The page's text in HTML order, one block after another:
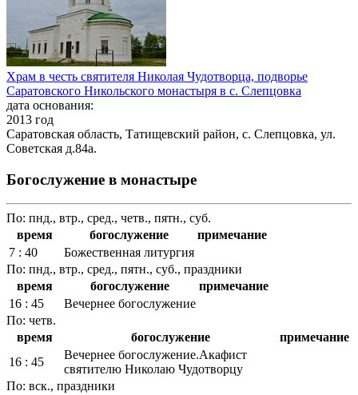
Храм в честь святителя Николая Чудотворца, подворье
Саратовского Никольского монастыря в с. Слепцовка
дата основания:
2013 год
Саратовская область, Татищевский район, с. Слепцовка, ул.
Советская д.84а.
Богослужение в монастыре
По: пнд., втр., сред., четв., пятн., суб.
время
богослужение
примечание
7 : 40
Божественная литургия
По: пнд., втр., сред., пятн., суб., праздники
время
богослужение
примечание
16 : 45
Вечернее богослужение
По: четв.
время
богослужение
примечание
16 : 45
Вечернее богослужение.Акафист
святителю Николаю Чудотворцу
По: вск., праздники